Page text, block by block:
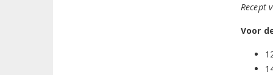
Recept
Voor